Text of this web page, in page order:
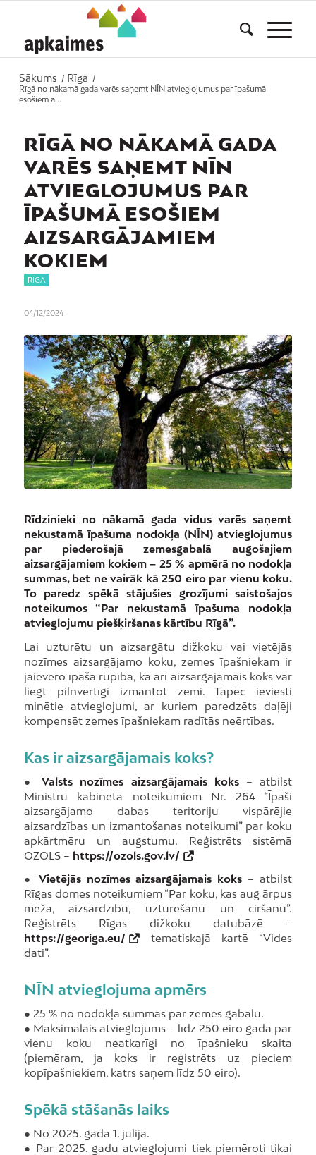
Sākums / Rīga
/
Rīgā no nākamā gada varēs saņemt NĪN atvieglojumus par īpašumā
esošiem a...
RĪGĀ NO NĀKAMĀ GADA
VARĒS SAŅEMT NĪN
ATVIEGLOJUMUS PAR
ĪPAŠUMĀ ESOŠIEM
AIZSARGĀJAMIEM
KOKIEM
RĪGA
04/12/2024
Rīdzinieki no nākamā gada vidus varēs saņemt
nekustamā īpašuma nodokļa (NĪN) atvieglojumus
par piederošajā zemesgabalā augošajiem
aizsargājamiem kokiem – 25 % apmērā no nodokļa
summas, bet ne vairāk kā 250 eiro par vienu koku.
To paredz spēkā stājušies grozījumi saistošajos
noteikumos “Par nekustamā īpašuma nodokļa
atvieglojumu piešķiršanas kārtību Rīgā”.
Lai uzturētu un aizsargātu dižkoku vai vietējās
nozīmes aizsargājamo koku, zemes īpašniekam ir
jāievēro īpaša rūpība, kā arī aizsargājamais koks var
liegt pilnvērtīgi izmantot zemi. Tāpēc ieviesti
minētie atvieglojumi, ar kuriem paredzēts daļēji
kompensēt zemes īpašniekam radītās neērtības.
Kas ir aizsargājamais koks?
●Valsts nozīmes aizsargājamais koks– atbilst
Ministru kabineta noteikumiem Nr. 264 “Īpaši
aizsargājamo dabas teritoriju vispārējie
aizsardzības un izmantošanas noteikumi” par koku
apkārtmēru un augstumu. Reģistrēts sistēmā
OZOLS – https://ozols.gov.lv/
● Vietējās nozīmes aizsargājamais koks – atbilst
Rīgas domes noteikumiem “Par koku, kas aug ārpus
meža, aizsardzību, uzturēšanu un ciršanu”.
Reģistrēts Rīgas dižkoku datubāzē –
https://georiga.eu/
tematiskajā kartē “Vides
dati”.
NĪN atvieglojuma apmērs
● 25 % no nodokļa summas par zemes gabalu.
● Maksimālais atvieglojums – līdz 250 eiro gadā par
vienu koku neatkarīgi no īpašnieku skaita
(piemēram, ja koks ir reģistrēts uz pieciem
kopīpašniekiem, katrs saņem līdz 50 eiro).
Spēkā stāšanās laiks
● No 2025. gada 1. jūlija.
● Par 2025. gadu atvieglojumi tiek piemēroti tikai